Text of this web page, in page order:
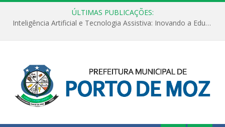
ÚLTIMAS PUBLICAÇÕES:
Inteligência Artificial e Tecnologia Assistiva: Inovando a Educação Especial e Inclusiva